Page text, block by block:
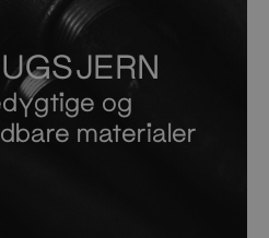
og
materialer